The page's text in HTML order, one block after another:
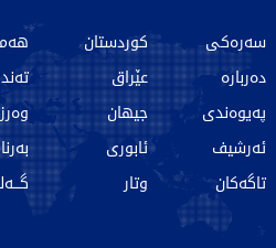
سەرەکی
دەربارە
پەیوەندی
ئەرشیف
تاگەکان
کوردستان
عێراق
جیهان
ئابوری
وتار